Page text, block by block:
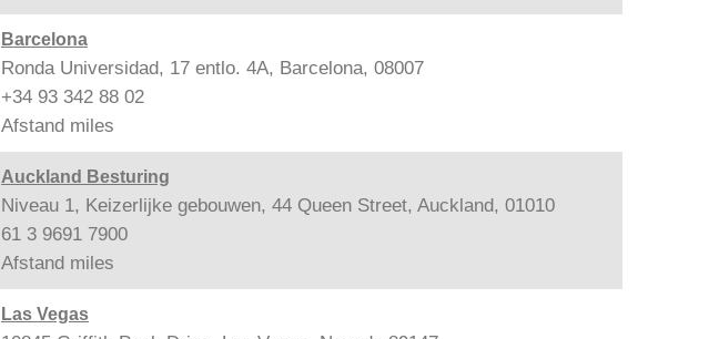
Barcelona
Ronda Universidad, 17 entlo. 4A, Barcelona, 08007
+34 93 342 88 02
Afstand miles
Auckland Besturing
Niveau 1, Keizerlijke gebouwen, 44 Queen Street, Auckland, 01010
61 3 9691 7900
Afstand miles
Las Vegas